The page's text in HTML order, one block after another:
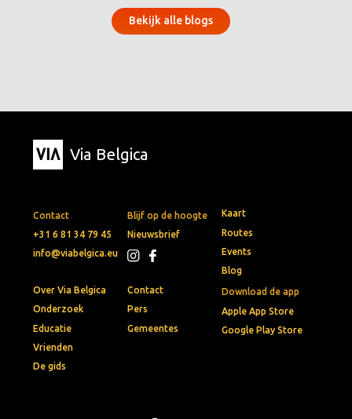
Bekijk alle blogs
Via Belgica
Contact
+31 6 81 34 79 45
info@viabelgica.eu
Blijf op de hoogte
Nieuwsbrief
Download de app
Apple App Store
Google Play Store
Kaart
Routes
Events
Blog
Over Via Belgica
Onderzoek
Educatie
Vrienden
De gids
Contact
Pers
Gemeentes